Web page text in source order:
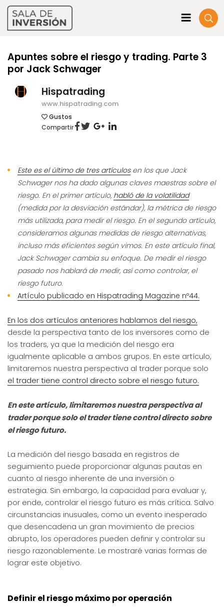
Apuntes sobre el riesgo y trading. Parte 3
por Jack Schwager
Hispatrading
www.hispatrading.com
Gustos
Compartir
Este es el último de tres artículosen los que Jack
Schwager nos ha dado algunas claves maestras sobre el
riesgo. En el primer artículo, habló de la volatilidad
(medida por la desviación estándar), la métrica de riesgo
más utilizada, para medir el riesgo. En el segundo artículo,
consideramos algunas medidas de riesgo alternativas,
incluso más eficientes según vimos. En este artículo final,
Jack Schwager cambia su enfoque. De medir el riesgo
pasado nos hablará de medir, así como controlar, el
riesgo futuro.
Artículo publicado en Hispatrading Magazine nº44.
En los dos artículos anteriores hablamos del riesgo,
desde la perspectiva tanto de los inversores como de
los traders, ya que la medición del riesgo era
igualmente aplicable a ambos grupos. En este artículo,
limitaremos nuestra perspectiva al trader porque solo
el trader tiene control directo sobre el riesgo futuro.
En este artículo, limitaremos nuestra perspectiva al
trader porque solo el trader tiene control directo sobre
el riesgo futuro.
La medición del riesgo basada en registros de
seguimiento puede proporcionar algunas pautas en
cuanto al riesgo inherente de una inversión o
estrategia. Sin embargo, la capacidad para evaluar y,
por ende, controlar el riesgo futuro es más crítica. Salvo
circunstancias inusuales, como un evento inesperado
que desencadena un gran movimiento de precios
abrupto, los operadores pueden definir y controlar su
riesgo razonablemente. Le mostraré varias formas de
lograr este objetivo.
Definir el riesgo máximo por operación